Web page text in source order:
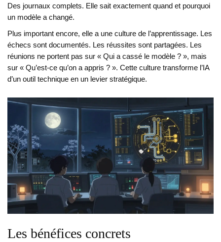
Des journaux complets. Elle sait exactement quand et pourquoi
un modèle a changé.
Plus important encore, elle a une culture de l’apprentissage. Les
échecs sont documentés. Les réussites sont partagées. Les
réunions ne portent pas sur « Qui a cassé le modèle ? », mais
sur « Qu’est-ce qu’on a appris ? ». Cette culture transforme l’IA
d’un outil technique en un levier stratégique.
Les bénéfices concrets